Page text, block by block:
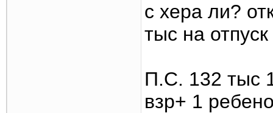
с хера ли?
тыс на
П.С. 132 тыс
взр+ 1